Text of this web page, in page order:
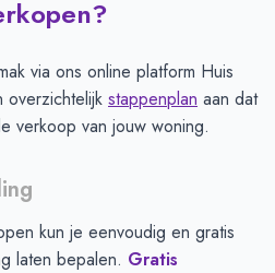
via ons online platform Huis
stappenplan aan dat
verkoop van jouw woning.
kun je eenvoudig en gratis
laten bepalen. Gratis